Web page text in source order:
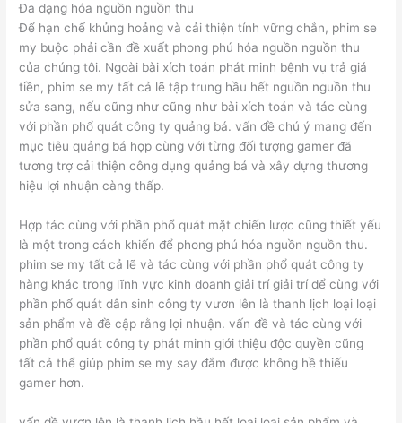
Đa dạng hóa nguồn nguồn thu
Để hạn chế khủng hoảng và cải thiện tính vững chắn, phim se
my buộc phải cần đề xuất phong phú hóa nguồn nguồn thu
của chúng tôi. Ngoài bài xích toán phát minh bệnh vụ trả giá
tiền, phim se my tất cả lẽ tập trung hầu hết nguồn nguồn thu
sửa sang, nếu cũng như cũng như bài xích toán và tác cùng
với phần phổ quát công ty quảng bá. vấn đề chú ý mang đến
mục tiêu quảng bá hợp cùng với từng đối tượng gamer đã
tương trợ cải thiện công dụng quảng bá và xây dựng thương
hiệu lợi nhuận càng thấp.
Hợp tác cùng với phần phổ quát mặt chiến lược cũng thiết yếu
là một trong cách khiến để phong phú hóa nguồn nguồn thu.
phim se my tất cả lẽ và tác cùng với phần phổ quát công ty
hàng khác trong lĩnh vực kinh doanh giải trí giải trí để cùng với
phần phổ quát dân sinh công ty vươn lên là thanh lịch loại loại
sản phẩm và đề cập rằng lợi nhuận. vấn đề và tác cùng với
phần phổ quát công ty phát minh giới thiệu độc quyền cũng
tất cả thể giúp phim se my say đắm được không hề thiếu
gamer hơn.